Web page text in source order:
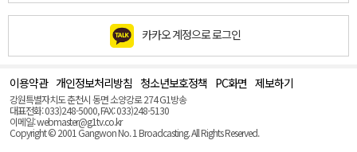
카카오 계정으로 로그인
이용약관 개인정보처리방침 청소년보호정책 PC화면 제보하기
강원특별자치도 춘천시 동면 소양강로 274 G1방송
대표전화: 033)248-5000, FAX: 033)248-5130
이메일: webmaster@g1tv.co.kr
Copyright © 2001 Gangwon No. 1 Broadcasting. All Rights Reserved.